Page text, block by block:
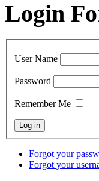
Login
User Name
Password
Remember Me
Forgot your
Forgot your